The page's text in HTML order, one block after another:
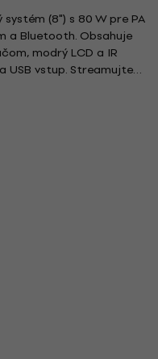
(8") s 80 W pre PA
a Bluetooth. Obsahuje
modrý LCD a IR
USB vstup. Streamujte
zariadenia (napr.
triedy A/B: